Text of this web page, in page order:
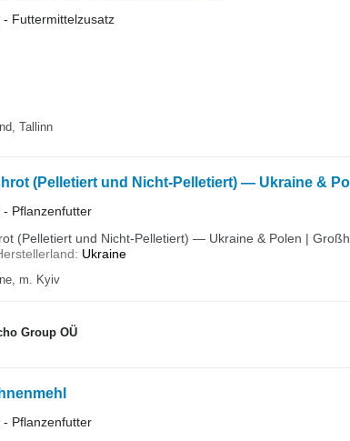
- Futtermittelzusatz
Tallinn
- Pflanzenfutter
(Pelletiert und Nicht-Pelletiert) — Ukraine & Polen |
Ukraine
m. Kyiv
Group OÜ
- Pflanzenfutter